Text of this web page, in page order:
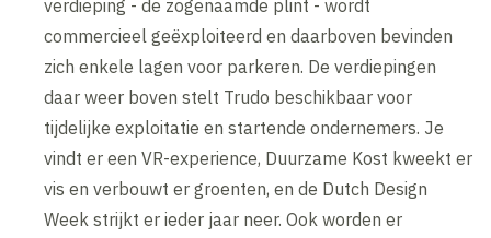
verdieping - de zogenaamde plint - wordt
commercieel geëxploiteerd en daarboven bevinden
zich enkele lagen voor parkeren. De verdiepingen
daar weer boven stelt Trudo beschikbaar voor
tijdelijke exploitatie en startende ondernemers. Je
vindt er een VR-experience, Duurzame Kost kweekt er
vis en verbouwt er groenten, en de Dutch Design
Week strijkt er ieder jaar neer. Ook worden er